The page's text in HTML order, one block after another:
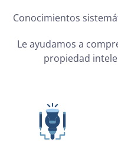
Conocimientos
Le ayudamos a
propiedad